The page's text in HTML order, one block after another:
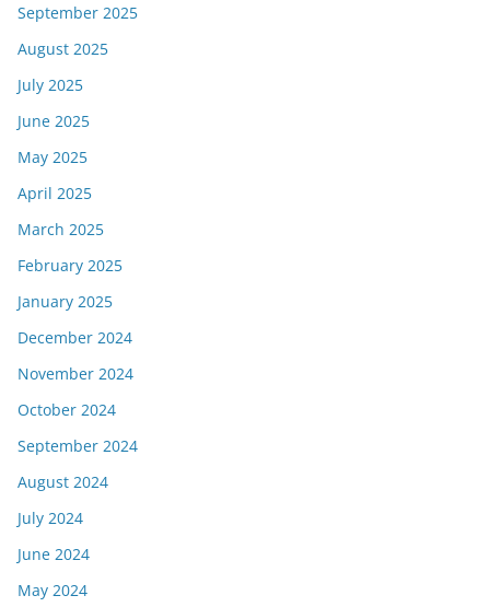
September 2025
August 2025
July 2025
June 2025
May 2025
April 2025
March 2025
February 2025
January 2025
December 2024
November 2024
October 2024
September 2024
August 2024
July 2024
June 2024
May 2024